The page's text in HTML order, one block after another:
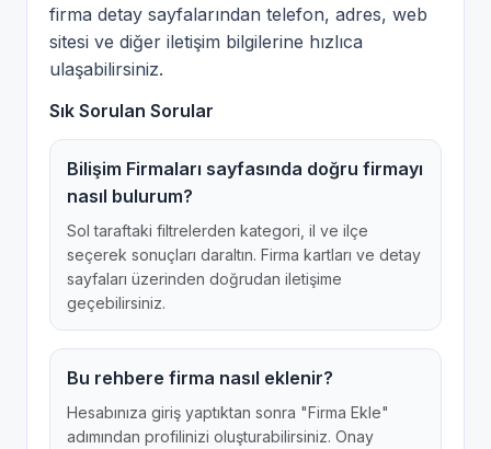
firma detay sayfalarından telefon, adres, web
sitesi ve diğer iletişim bilgilerine hızlıca
ulaşabilirsiniz.
Sık Sorulan Sorular
Bilişim Firmaları sayfasında doğru firmayı
nasıl bulurum?
Sol taraftaki filtrelerden kategori, il ve ilçe
seçerek sonuçları daraltın. Firma kartları ve detay
sayfaları üzerinden doğrudan iletişime
geçebilirsiniz.
Bu rehbere firma nasıl eklenir?
Hesabınıza giriş yaptıktan sonra "Firma Ekle"
adımından profilinizi oluşturabilirsiniz. Onay